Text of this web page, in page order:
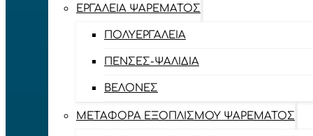
EΡΓΑΛΕΊΑ ΨΑΡΈΜΑΤΟΣ
ΠΟΛΥΕΡΓΑΛΕΊΑ
ΠΈΝΣΕΣ-ΨΑΛΊΔΙΑ
ΒΕΛΌΝΕΣ
ΜΕΤΑΦΟΡΆ ΕΞΟΠΛΙΣΜΟΎ ΨΑΡΈΜΑΤΟΣ